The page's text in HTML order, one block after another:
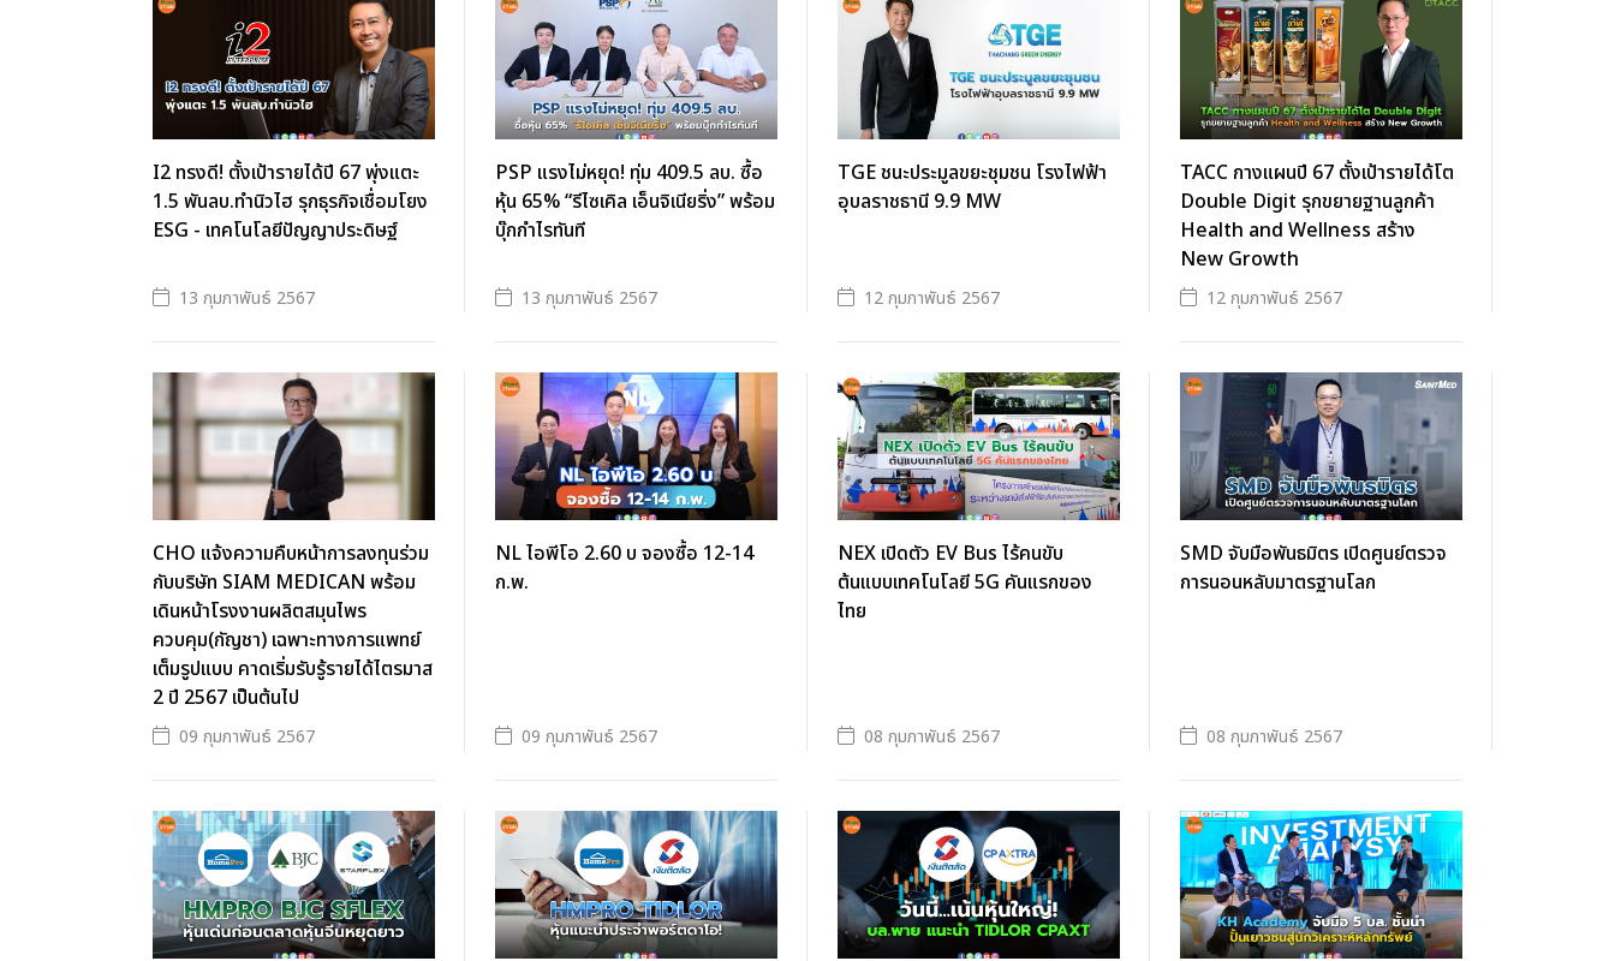
I2 ทรงดี! ตั้งเป้ารายได้ปี 67 พุ่งแตะ
1.5 พันลบ.ทำนิวไฮ รุกธุรกิจเชื่อมโยง
ESG - เทคโนโลยีปัญญาประดิษฐ์
13 กุมภาพันธ์ 2567
PSP แรงไม่หยุด! ทุ่ม 409.5 ลบ. ซื้อ
หุ้น 65% “รีไซเคิล เอ็นจิเนียริ่ง” พร้อม
บุ๊กกำไรทันที
13 กุมภาพันธ์ 2567
TGE ชนะประมูลขยะชุมชน โรงไฟฟ้า
อุบลราชธานี 9.9 MW
12 กุมภาพันธ์ 2567
TACC กางแผนปี 67 ตั้งเป้ารายได้โต
Double Digit รุกขยายฐานลูกค้า
Health and Wellness สร้าง
New Growth
12 กุมภาพันธ์ 2567
CHO แจ้งความคืบหน้าการลงทุนร่วม
กับบริษัท SIAM MEDICAN พร้อม
เดินหน้าโรงงานผลิตสมุนไพร
ควบคุม(กัญชา) เฉพาะทางการแพทย์
เต็มรูปแบบ คาดเริ่มรับรู้รายได้ไตรมาส
2 ปี 2567 เป็นต้นไป
09 กุมภาพันธ์ 2567
NL ไอพีโอ 2.60 บ จองซื้อ 12-14
ก.พ.
09 กุมภาพันธ์ 2567
NEX เปิดตัว EV Bus ไร้คนขับ
ต้นแบบเทคโนโลยี 5G คันแรกของ
ไทย
08 กุมภาพันธ์ 2567
SMD จับมือพันธมิตร เปิดศูนย์ตรวจ
การนอนหลับมาตรฐานโลก
08 กุมภาพันธ์ 2567